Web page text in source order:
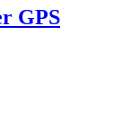
GPS